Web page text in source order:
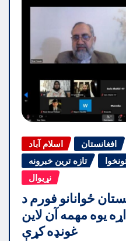
اسلام آباد افغانستان
تازه ترین خبرونه
نړیوال
ځوانانو فورم د
یوه مهمه آن لاین
غونډه کړې